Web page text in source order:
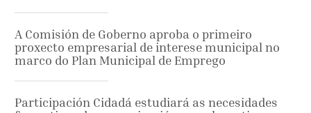
A Comisión de Goberno aproba o primeiro
proxecto empresarial de interese municipal no
marco do Plan Municipal de Emprego
Participación Cidadá estudiará as necesidades